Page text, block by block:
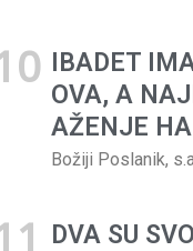
IBADET
OVA, A
AŽENJE
Božiji Poslanik,
DVA SU